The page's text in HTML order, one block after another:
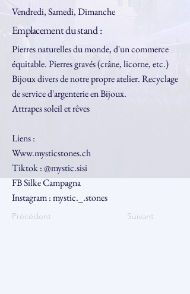
Vendredi, Samedi, Dimanche
Emplacement du stand :
Pierres naturelles du monde, d'un commerce
équitable. Pierres gravés (crâne, licorne, etc.)
Bijoux divers de notre propre atelier. Recyclage
de service d'argenterie en Bijoux.
Attrapes soleil et rêves
Liens :
Www.mysticstones.ch
Tiktok : @mystic.sisi
FB Silke Campagna
Instagram : mystic._.stones
Précédent Suivant